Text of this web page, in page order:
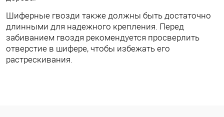
Шиферные гвозди также должны быть достаточно
длинными для надежного крепления. Перед
забиванием гвоздя рекомендуется просверлить
отверстие в шифере, чтобы избежать его
растрескивания.